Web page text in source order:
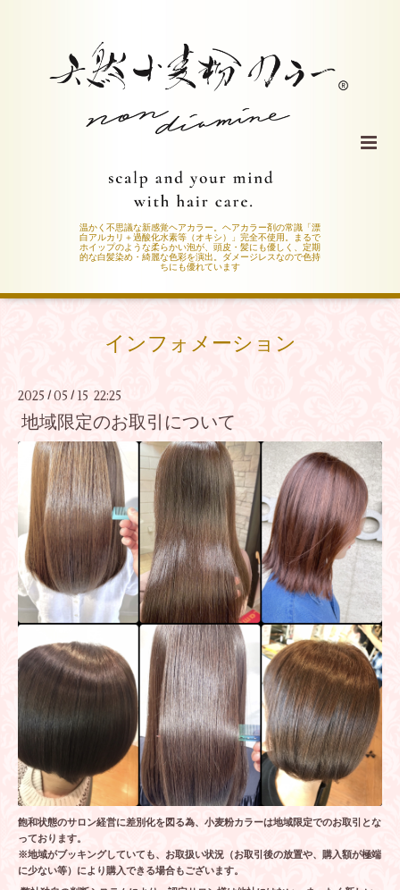
温かく不思議な新感覚ヘアカラー。ヘアカラー剤の常識「漂
白アルカリ＋過酸化水素等（オキシ）」完全不使用。まるで
ホイップのような柔らかい泡が、頭皮・髪にも優しく、定期
的な白髪染め・綺麗な色彩を演出。ダメージレスなので色持
ちにも優れています
インフォメーション
2025 /05 / 15 22:25
地域限定のお取引について
飽和状態のサロン経営に差別化を図る為、小麦粉カラーは地域限定でのお取引とな
っております。
※地域がブッキングしていても、お取扱い状況（お取引後の放置や、購入額が極端
に少ない等）により購入できる場合もございます。